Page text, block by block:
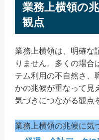
業務上横領の
観点
業務上横領は、明確な
りません。多くの場合
テム利用の不自然さ、
かの兆候が重なって見
気づきにつながる観点
業務上横領の兆候に気